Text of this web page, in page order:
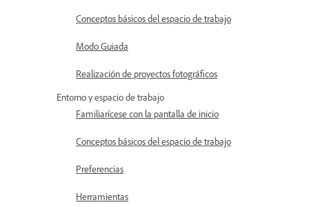
Conceptos básicos del espacio de trabajo
Modo Guiada
Realización de proyectos fotográficos
Entorno y espacio de trabajo
Familiarícese con la pantalla de inicio
Conceptos básicos del espacio de trabajo
Preferencias
Herramientas